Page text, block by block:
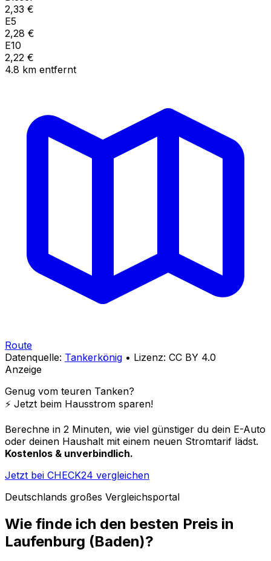
2,33 €
E5
2,28 €
E10
2,22 €
4.8 km entfernt
Route
Datenquelle: Tankerkönig • Lizenz: CC BY 4.0
Anzeige
Genug vom teuren Tanken?
⚡️ Jetzt beim Hausstrom sparen!
Berechne in 2 Minuten, wie viel günstiger du dein E-Auto
oder deinen Haushalt mit einem neuen Stromtarif lädst.
Kostenlos & unverbindlich.
Jetzt bei CHECK24 vergleichen
Deutschlands großes Vergleichsportal
Wie finde ich den besten Preis in
Laufenburg (Baden)?